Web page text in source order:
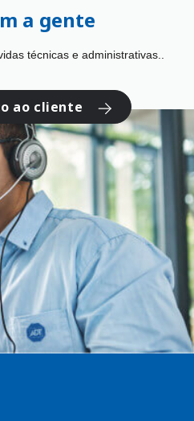
a gente
técnicas e administrativas..
ao cliente